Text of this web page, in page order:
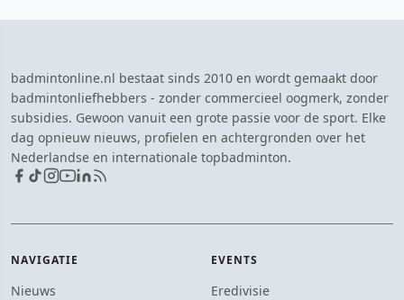
badmintonline.nl bestaat sinds 2010 en wordt gemaakt door
badmintonliefhebbers - zonder commercieel oogmerk, zonder
subsidies. Gewoon vanuit een grote passie voor de sport. Elke
dag opnieuw nieuws, profielen en achtergronden over het
Nederlandse en internationale topbadminton.
NAVIGATIE
Nieuws
EVENTS
Eredivisie